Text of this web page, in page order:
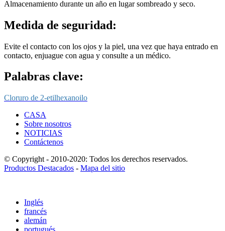
Almacenamiento durante un año en lugar sombreado y seco.
Medida de seguridad:
Evite el contacto con los ojos y la piel, una vez que haya entrado en
contacto, enjuague con agua y consulte a un médico.
Palabras clave:
Cloruro de 2-etilhexanoilo
CASA
Sobre nosotros
NOTICIAS
Contáctenos
© Copyright - 2010-2020: Todos los derechos reservados.
Productos Destacados - Mapa del sitio
Inglés
francés
alemán